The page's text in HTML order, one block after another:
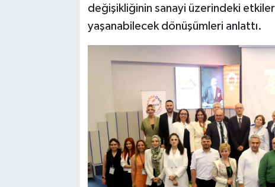
değişikliğinin sanayi üzerindeki
yaşanabilecek dönüşümleri anlattı.